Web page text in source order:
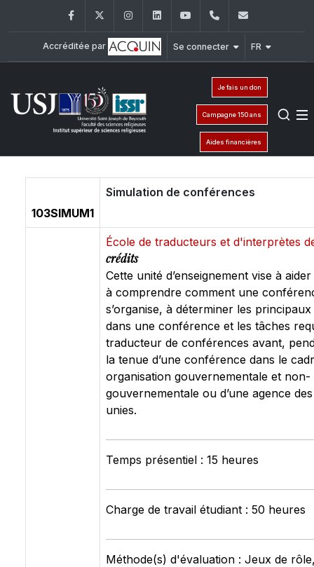
FacebookTwitter InstagramLinkedInYouTube+961 (1) 421 581
Accréditée par Se connecter FR
Je fais un don
Campagne 150 ans
Aides financières
103SIMUM1
Simulation de conférences
École de traducteurs et d'interprètes
crédits
Cette unité d’enseignement vise à
à comprendre comment une
s’organise, à déterminer les
dans une conférence et les tâches
traducteur de conférences avant,
la tenue d’une conférence dans le
organisation gouvernementale et non-
gouvernementale ou d’une agence
unies.
Temps présentiel : 15 heures
Charge de travail étudiant : 50 heures
Méthode(s) d'évaluation : Jeux de